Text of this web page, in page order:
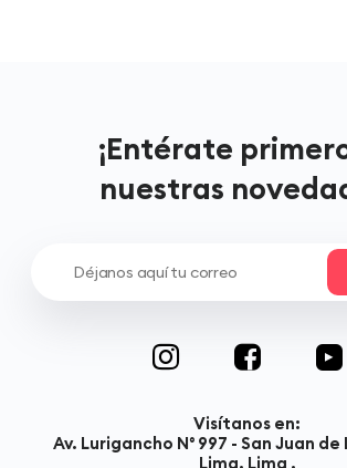
¡Entérate
nuestras
Visítanos en:
Av. Lurigancho N° 997 - San Juan
Lima, Lima .